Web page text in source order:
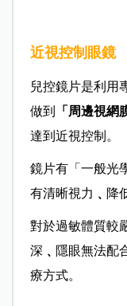
近視控制眼鏡
兒控鏡片是利用
做到
「周邊視網
達到近視控制。
鏡片有「一般光
有清晰視力 ﹑ 降
對於過敏體質較
深 ﹑ 隱眼無法配
療方式。